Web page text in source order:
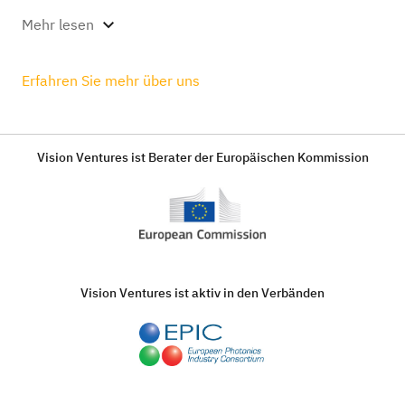
Mehr lesen
Erfahren Sie mehr über uns
Vision Ventures ist Berater der Europäischen Kommission
Vision Ventures ist aktiv in den Verbänden